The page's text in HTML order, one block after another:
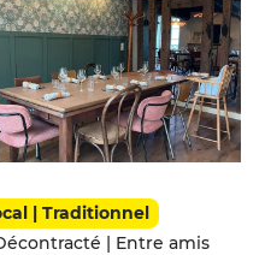
| Traditionnel
| Entre amis